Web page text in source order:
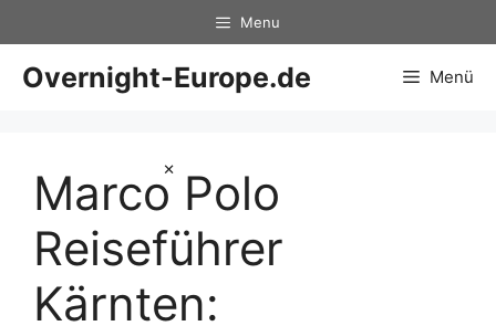
×
Inhalt
springen
Menu
Overnight-Europe.de Menü
Marco Polo
Reiseführer
Kärnten: